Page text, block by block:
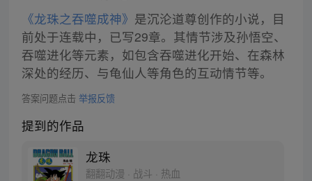
《龙珠之吞噬成神》 是沉沦道尊创作的小说，目
前处于连载中，已写29章。其情节涉及孙悟空、
吞噬进化等元素，如包含吞噬进化开始、在森林
深处的经历、与龟仙人等角色的互动情节等。
答案问题点击 举报反馈
提到的作品
龙珠
翻翻动漫 · 战斗 · 热血